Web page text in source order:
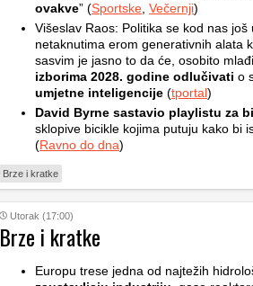
ovakve” (Sportske Večernji)
Višeslav Raos: Politika se kod nas
netaknutima erom generativnih alata
sasvim je jasno to da će, osobito
izborima 2028. godine odlučivati o
umjetne inteligencije (tportal)
David Byrne sastavio playlistu za
sklopive bicikle kojima putuju kako bi
(Ravno do dna)
Brze i kratke
Utorak (17:00)
Brze i kratke
Europu trese jedna od najtežih